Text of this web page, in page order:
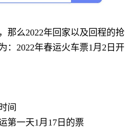
那么2022年回家以及回程的抢
：2022年春运火车票1月2日开
间
第一天1月17日的票